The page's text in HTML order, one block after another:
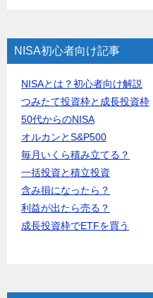
NISA初心者向け記事
NISAとは？初心者向け解説
つみたて投資枠と成長投資枠
50代からのNISA
オルカンとS&P500
毎月いくら積み立てる？
一括投資と積立投資
含み損になったら？
利益が出たら売る？
成長投資枠でETFを買う